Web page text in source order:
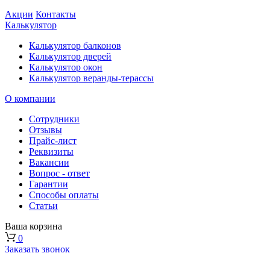
Акции Контакты
Калькулятор
Калькулятор балконов
Калькулятор дверей
Калькулятор окон
Калькулятор веранды-терассы
О компании
Сотрудники
Отзывы
Прайс-лист
Реквизиты
Вакансии
Вопрос - ответ
Гарантии
Способы оплаты
Статьи
Ваша корзина
0
Заказать звонок